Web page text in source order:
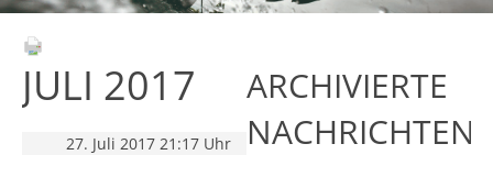
JULI 2017
27. Juli 2017 21:17 Uhr
ARCHIVIERTE
NACHRICHTEN